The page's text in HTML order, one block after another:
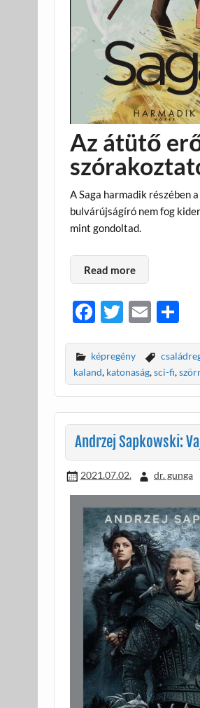
Az átütő
A Saga harmadik részében
bulvárújságíró nem fog
mint gondoltad.
Read more
F
e
b
o
o
k
T
itt
er
E
ail
m
e
g
képregény
kaland, katonaság,sci-fi,
Andrzej Sapkowski:
2021.07.02. dr. gunga